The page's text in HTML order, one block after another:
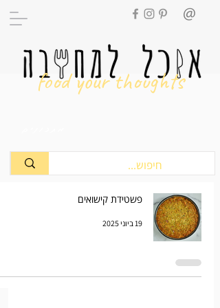
food your thoughts
פשטידת קישואים
19 ביוני 2025